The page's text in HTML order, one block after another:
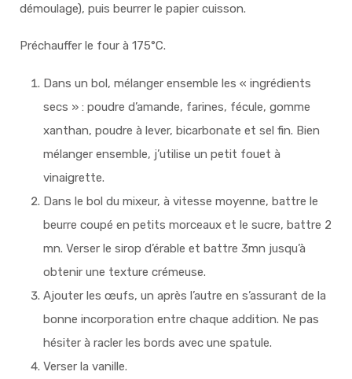
démoulage), puis beurrer le papier cuisson.
Préchauffer le four à 175°C.
Dans un bol, mélanger ensemble les « ingrédients
secs » : poudre d’amande, farines, fécule, gomme
xanthan, poudre à lever, bicarbonate et sel fin. Bien
mélanger ensemble, j’utilise un petit fouet à
vinaigrette.
Dans le bol du mixeur, à vitesse moyenne, battre le
beurre coupé en petits morceaux et le sucre, battre 2
mn. Verser le sirop d’érable et battre 3mn jusqu’à
obtenir une texture crémeuse.
Ajouter les œufs, un après l’autre en s’assurant de la
bonne incorporation entre chaque addition. Ne pas
hésiter à racler les bords avec une spatule.
Verser la vanille.